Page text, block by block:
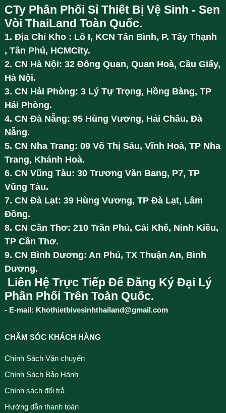
CTy Phân Phối Sỉ Thiết Bị Vệ Sinh - Sen
Vòi ThaiLand Toàn Quốc.
1. Địa Chỉ Kho : Lô I, KCN Tân Bình, P. Tây Thạnh
, Tân Phú, HCMCity.
2. CN Hà Nội: 32 Đông Quan, Quan Hoà, Cầu Giấy,
Hà Nội.
3. CN Hải Phòng: 3 Lý Tự Trọng, Hồng Bàng, TP
Hải Phòng.
4. CN Đà Nẵng: 95 Hùng Vương, Hải Châu, Đà
Nẵng.
5. CN Nha Trang: 09 Võ Thị Sáu, Vĩnh Hoà, TP Nha
Trang, Khánh Hoà.
6. CN Vũng Tàu: 30 Trương Văn Bang, P7, TP
Vũng Tàu.
7. CN Đà Lạt: 39 Hùng Vương, TP Đà Lạt, Lâm
Đồng.
8. CN Cần Thơ: 210 Trần Phú, Cái Khế, Ninh Kiều,
TP Cần Thơ.
9. CN Bình Dương: An Phú, TX Thuận An, Bình
Dương.
Liên Hệ Trực Tiếp Để Đăng Ký Đại Lý
Phân Phối Trên Toàn Quốc.
- E-mail: Khothietbivesinhthailand@gmail.com
CHĂM SÓC KHÁCH HÀNG
Chính Sách Vận chuyển
Chính Sách Bảo Hành
Chính sách đổi trả
Hướng dẫn thanh toán